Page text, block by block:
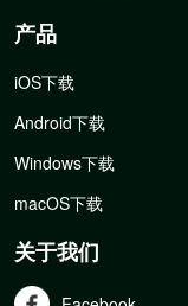
产品
iOS下载
Android下载
Windows下载
macOS下载
关于我们